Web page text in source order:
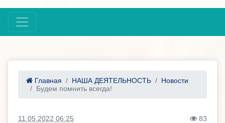
Главная НАША ДЕЯТЕЛЬНОСТЬ
Новости
Будем помнить всегда!
11.05.2022 06:25 83